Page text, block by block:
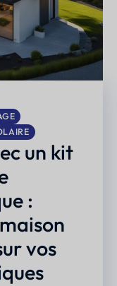
un kit
:
vos